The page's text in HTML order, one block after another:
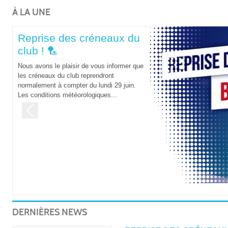
À LA UNE
Reprise des créneaux du
club ! 🏸
Nous avons le plaisir de vous informer que
les créneaux du club reprendront
normalement à compter du lundi 29 juin.
Les conditions météorologiques...
DERNIÈRES NEWS